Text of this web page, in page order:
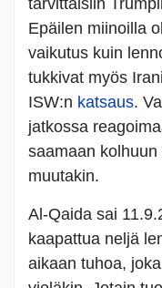
Epäilen miinoilla
vaikutus kuin
tukkivat myös
ISW:n katsaus.
jatkossa
saamaan
muutakin.
Al-Qaida sai
kaapattua neljä
aikaan tuhoa,